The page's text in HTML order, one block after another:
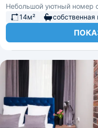
Небольшой уютный номер
14м²
собственная